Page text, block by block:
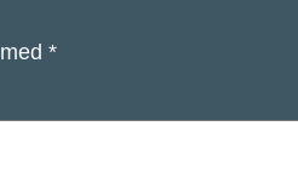
*